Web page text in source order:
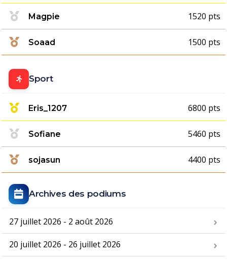
Magpie 1520 pts
Soaad 1500 pts
Sport
Eris_1207 6800 pts
Sofiane 5460 pts
sojasun 4400 pts
Archives des podiums
27 juillet 2026 - 2 août 2026
20 juillet 2026 - 26 juillet 2026